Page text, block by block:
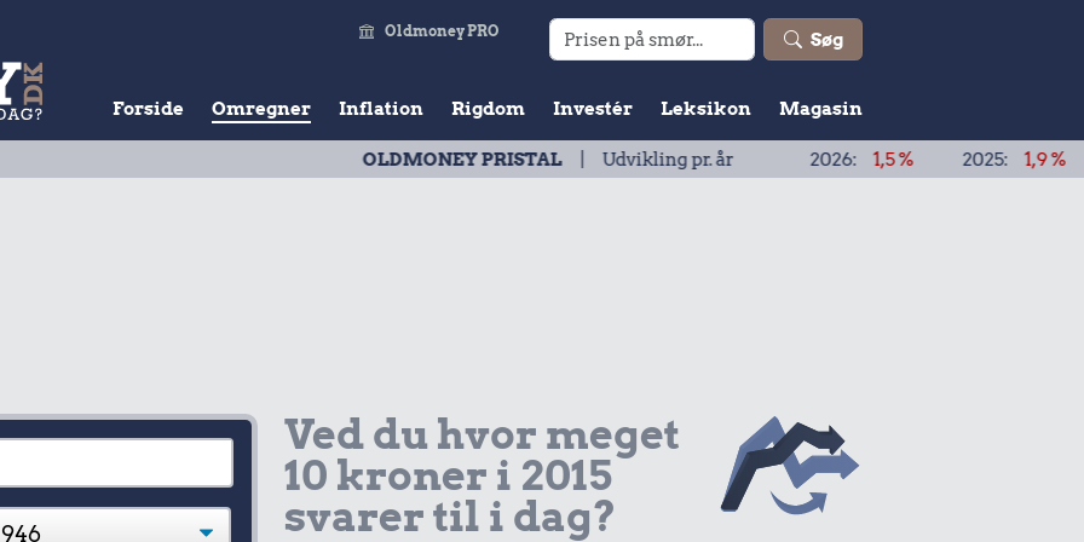
Søg
Oldmoney PRO
Forside Omregner Inflation Rigdom Investér Leksikon Magasin
OLDMONEY PRISTAL| Udvikling pr. år2026: 2025: 1,9 % 2024: 1,9
Ved du hvor meget
10 kroner i 2015
svarer til i dag?